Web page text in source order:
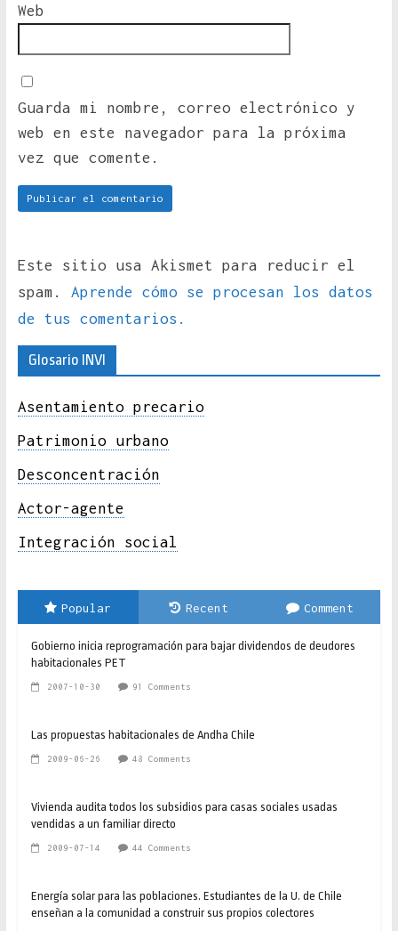
Web
Guarda mi nombre, correo electrónico y
web en este navegador para la próxima
vez que comente.
Este sitio usa Akismet para reducir el
spam. Aprende cómo se procesan los datos
de tus comentarios.
Glosario INVI
Asentamiento precario
Patrimonio urbano
Desconcentración
Actor-agente
Integración social
Popular Recent Comment
Gobierno inicia reprogramación para bajar dividendos de deudores
habitacionales PET
2007-10-30 91 Comments
Las propuestas habitacionales de Andha Chile
2009-06-26 48 Comments
Vivienda audita todos los subsidios para casas sociales usadas
vendidas a un familiar directo
2009-07-14 44 Comments
Energía solar para las poblaciones. Estudiantes de la U. de Chile
enseñan a la comunidad a construir sus propios colectores